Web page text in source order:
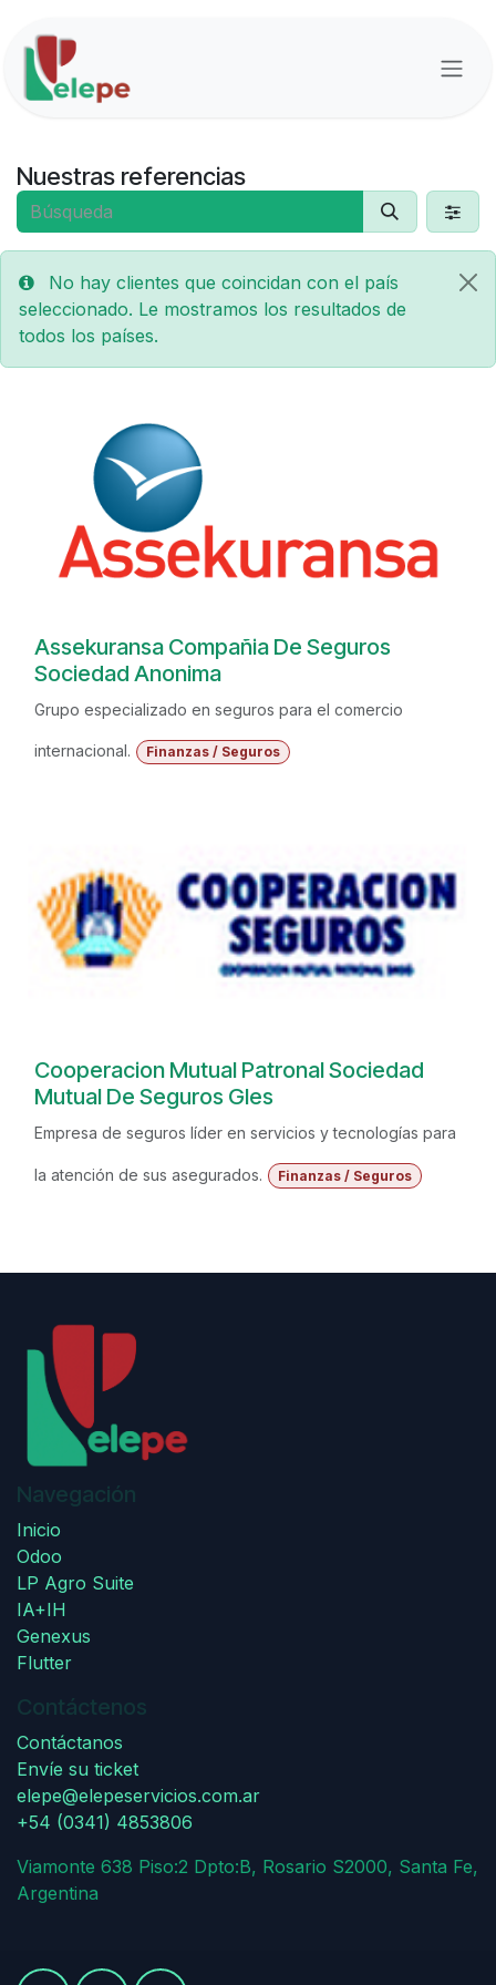
Nuestras referencias
No hay clientes que coincidan con el país
seleccionado. Le mostramos los resultados de
todos los países.
Assekuransa Compañia De Seguros
Sociedad Anonima
Grupo especializado en seguros para el comercio
internacional. Finanzas / Seguros
Cooperacion Mutual Patronal Sociedad
Mutual De Seguros Gles
Empresa de seguros líder en servicios y tecnologías para
la atención de sus asegurados. Finanzas / Seguros
Navegación
Inicio
Odoo
LP Agro Suite
IA+IH
Genexus
Flutter
Contáctenos
Contáctanos
Envíe su ticket
elepe@elepeservicios.com.ar
+54 (0341) 4853806
Viamonte 638 Piso:2 Dpto:B, Rosario S2000, Santa Fe,
Argentina